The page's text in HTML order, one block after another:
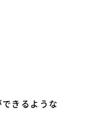
きるような